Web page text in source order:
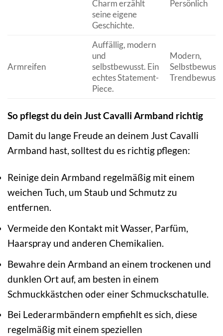
Charm erzählt
seine eigene
Geschichte.
Persönlich
Armreifen
Auffällig, modern
und
selbstbewusst. Ein
echtes Statement-
Piece.
Modern,
Trendbewusst
So pflegst du dein Just Cavalli Armband richtig
Damit du lange Freude an deinem Just Cavalli
Armband hast, solltest du es richtig pflegen:
Reinige dein Armband regelmäßig mit einem
weichen Tuch, um Staub und Schmutz zu
entfernen.
Vermeide den Kontakt mit Wasser, Parfüm,
Haarspray und anderen Chemikalien.
Bewahre dein Armband an einem trockenen und
dunklen Ort auf, am besten in einem
Schmuckkästchen oder einer Schmuckschatulle.
Bei Lederarmbändern empfiehlt es sich, diese
regelmäßig mit einem speziellen